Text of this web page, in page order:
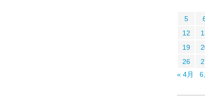
5
12
19
26
« 4月
6